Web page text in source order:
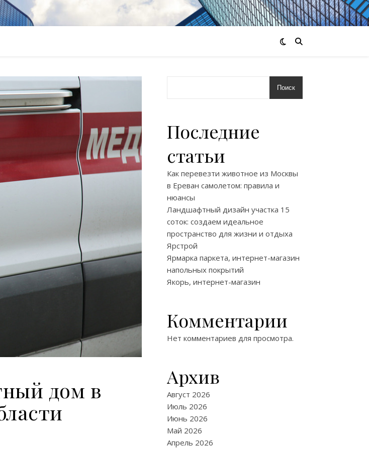
дом в
Поиск
Последние
статьи
Как перевезти животное из Москвы
в Ереван самолетом: правила и
нюансы
Ландшафтный дизайн участка 15
соток: создаем идеальное
пространство для жизни и отдыха
Ярстрой
Ярмарка паркета, интернет-магазин
напольных покрытий
Якорь, интернет-магазин
Комментарии
Нет комментариев для просмотра.
Архив
Август 2026
Июль 2026
Июнь 2026
Май 2026
Апрель 2026